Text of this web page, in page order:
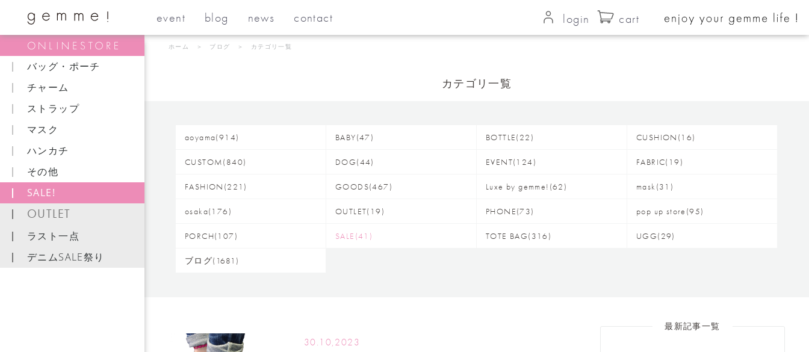
event blog news contact login cart
バッグ・ポーチ
チャーム
ストラップ
マスク
ハンカチ
その他
SALE!
OUTLET
ラスト一点
デニムSALE祭り
ホーム ＞ ブログ ＞ カテゴリ一覧
カテゴリ一覧
aoyama(914) BABY(47) BOTTLE(22) CUSHION(16)
CUSTOM(840) DOG(44) EVENT(124) FABRIC(19)
FASHION(221) GOODS(467) Luxe by gemme!(62) mask(31)
osaka(176) OUTLET(19) PHONE(73) pop up store(95)
PORCH(107) SALE(41) TOTE BAG(316) UGG(29)
ブログ(1681)
30.10,2023
最新記事一覧